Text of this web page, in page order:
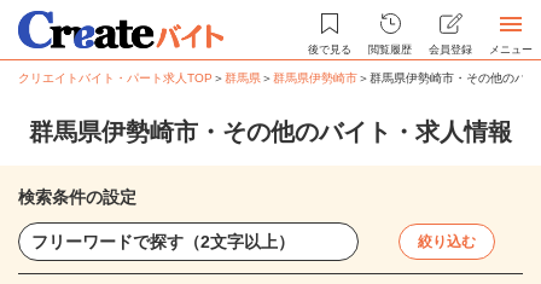
後で見る 閲覧履歴 会員登録 メニュー
クリエイトバイト・パート求人TOP ＞群馬県＞群馬県伊勢崎市＞群馬県伊勢崎市・その他のバ
群馬県伊勢崎市・その他のバイト・求人情報
検索条件の設定
絞り込む